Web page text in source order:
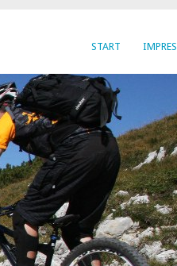
START